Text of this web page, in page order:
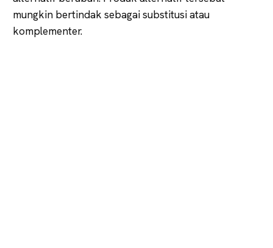
mungkin bertindak sebagai substitusi atau
komplementer.